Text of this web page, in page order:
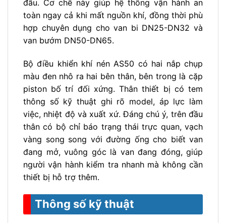
đầu. Cơ chế này giúp hệ thống vận hành an
toàn ngay cả khi mất nguồn khí, đồng thời phù
hợp chuyên dụng cho van bi DN25-DN32 và
van bướm DN50-DN65.
Bộ điều khiển khí nén AS50 có hai nắp chụp
màu đen nhô ra hai bên thân, bên trong là cặp
piston bố trí đối xứng. Thân thiết bị có tem
thông số kỹ thuật ghi rõ model, áp lực làm
việc, nhiệt độ và xuất xứ. Đáng chú ý, trên đầu
thân có bộ chỉ báo trạng thái trực quan, vạch
vàng song song với đường ống cho biết van
đang mở, vuông góc là van đang đóng, giúp
người vận hành kiểm tra nhanh mà không cần
thiết bị hỗ trợ thêm.
Thông số kỹ thuật